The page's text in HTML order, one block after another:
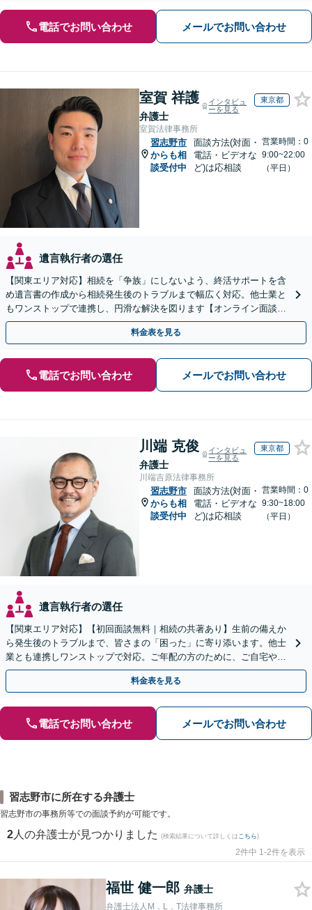
電話でお問い合わせ メールでお問い合わせ
室賀 祥護
弁護士
インタビュ
ーを見る
東京都
室賀法律事務所
習志野市
からも相
談受付中
面談方法(対面・
電話・ビデオな
ど)は応相談
営業時間：0
9:00~22:00
（平日）
遺言執行者の選任
【関東エリア対応】相続を「争族」にしないよう、終活サポートを含
め遺言書の作成から相続発生後のトラブルまで幅広く対応。他士業と
もワンストップで連携し、円滑な解決を図ります【オンライン面談対
応】【出張相談OK】
料金表を見る
電話でお問い合わせ メールでお問い合わせ
川端 克俊
弁護士
インタビュ
ーを見る
東京都
川端吉原法律事務所
習志野市
からも相
談受付中
面談方法(対面・
電話・ビデオな
ど)は応相談
営業時間：0
9:30~18:00
（平日）
遺言執行者の選任
【関東エリア対応】【初回面談無料｜相続の共著あり】生前の備えか
ら発生後のトラブルまで、皆さまの「困った」に寄り添います。他士
業とも連携しワンストップで対応。ご年配の方のために、ご自宅やご
近所への出張相談も実施【秘密厳守｜休日・夜間相談可】
料金表を見る
電話でお問い合わせ メールでお問い合わせ
習志野市に所在する弁護士
習志野市の事務所等での面談予約が可能です。
2 人の弁護士が見つかりました (検索結果について詳しくは こちら)
2件中 1-2件を表示
福世 健一郎 弁護士
弁護士法人M．L．T法律事務所